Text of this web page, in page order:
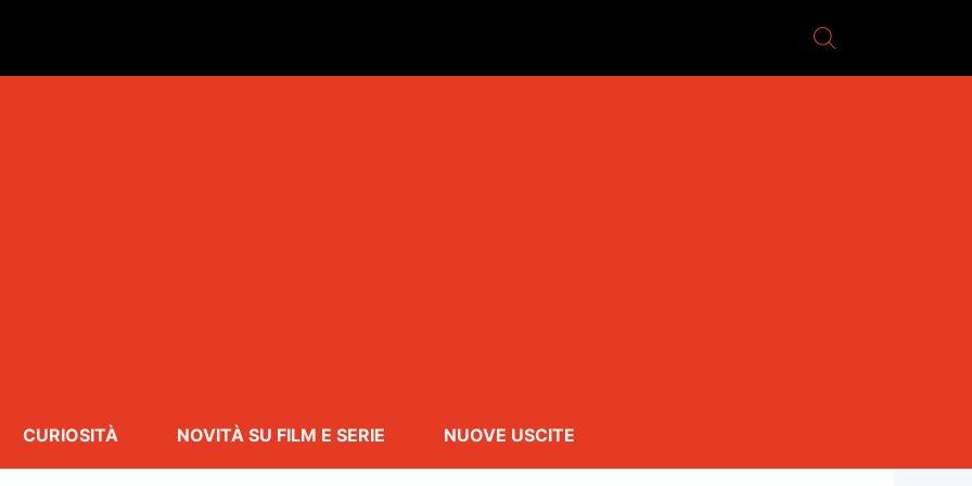
CURIOSITÀ NOVITÀ SU FILM E SERIE NUOVE USCITE